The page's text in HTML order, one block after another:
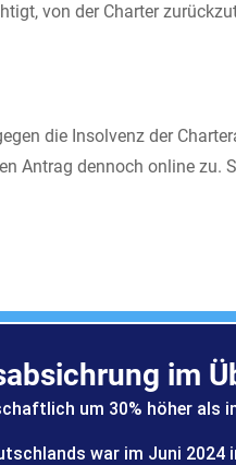
von der Charter
die Insolvenz der
Antrag dennoch online zu.
im
um 30% höher als
war im Juni 2024